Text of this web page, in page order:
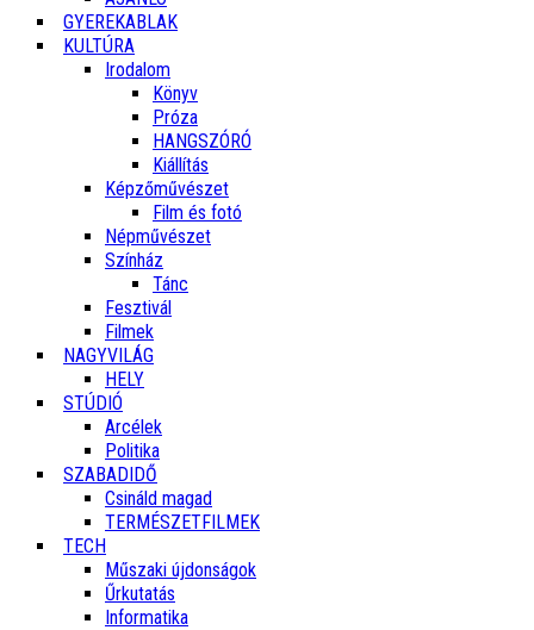
GYEREKABLAK
KULTÚRA
Irodalom
Könyv
Próza
HANGSZÓRÓ
Kiállítás
Képzőművészet
Film és fotó
Népművészet
Színház
Tánc
Fesztivál
Filmek
NAGYVILÁG
HELY
STÚDIÓ
Arcélek
Politika
SZABADIDŐ
Csináld magad
TERMÉSZETFILMEK
TECH
Műszaki újdonságok
Űrkutatás
Informatika